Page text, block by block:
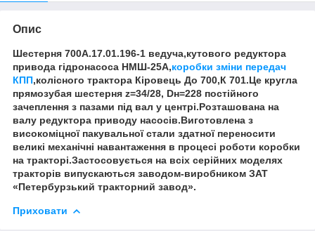
Опис
Шестерня 700А.17.01.196-1 ведуча,кутового редуктора
привода гідронасоса НМШ-25А,коробки зміни передач
КПП,колісного трактора Кіровець До 700,К 701.Це кругла
прямозубая шестерня z=34/28, Dн=228 постійного
зачеплення з пазами під вал у центрі.Розташована на
валу редуктора приводу насосів.Виготовлена з
високоміцної пакувальної стали здатної переносити
великі механічні навантаження в процесі роботи коробки
на тракторі.Застосовується на всіх серійних моделях
тракторів випускаються заводом-виробником ЗАТ
«Петербурзький тракторний завод».
Приховати